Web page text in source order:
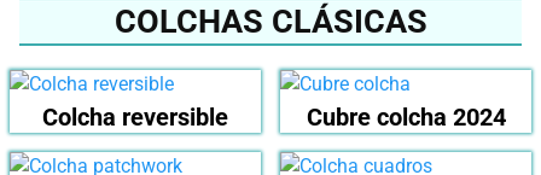
COLCHAS CLÁSICAS
Colcha reversible Cubre colcha 2024